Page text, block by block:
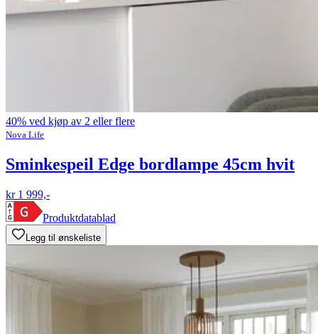
40% ved kjøp av 2 eller flere
Nova Life
Sminkespeil Edge bordlampe 45cm hvit
kr 1 999,-
Produktdatablad
Legg til ønskeliste